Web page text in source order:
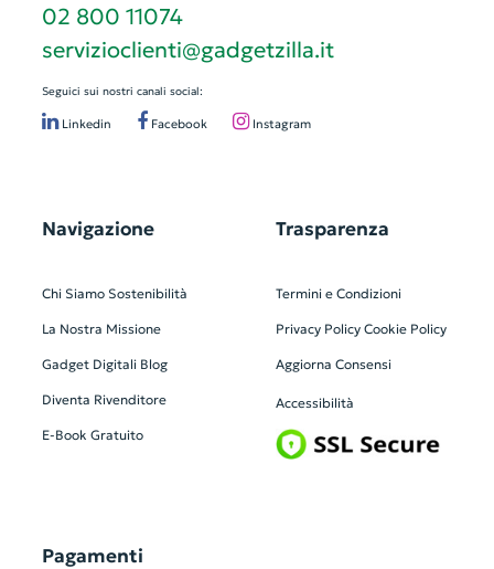
02 800 11074
servizioclienti@gadgetzilla.it
Seguici sui nostri canali social:
Linkedin Facebook Instagram
Navigazione
Chi Siamo Sostenibilità
La Nostra Missione
Gadget Digitali Blog
Diventa Rivenditore
E-Book Gratuito
Trasparenza
Termini e Condizioni
Privacy Policy Cookie Policy
Aggiorna Consensi
Accessibilità
Pagamenti